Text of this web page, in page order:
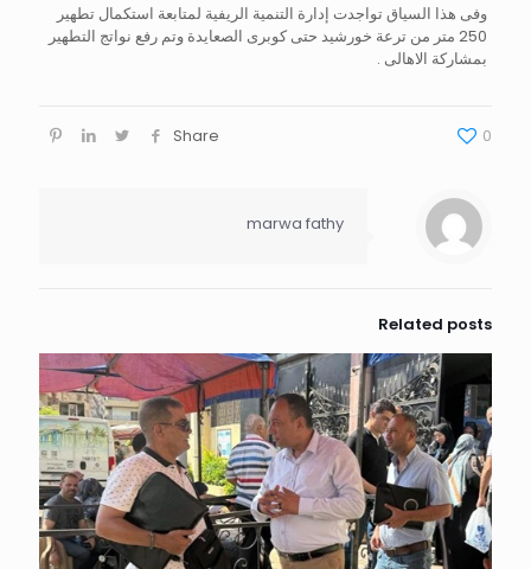
وفى هذا السياق تواجدت إدارة التنمية الريفية لمتابعة استكمال تطهير
250 متر من ترعة خورشيد حتى كوبرى الصعايدة وتم رفع نواتج التطهير
بمشاركة الاهالى .
Share 0
marwa fathy
Related posts